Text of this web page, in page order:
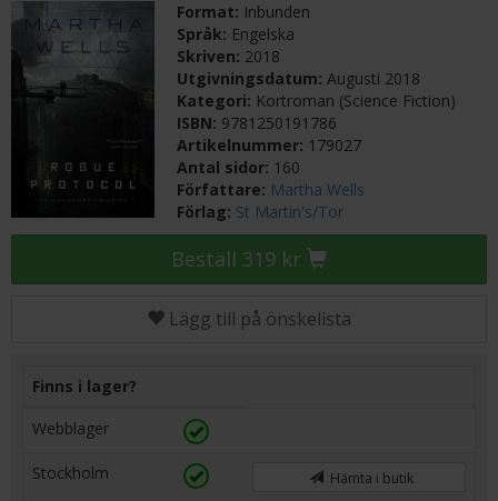
Format: Inbunden
Språk: Engelska
Skriven: 2018
Utgivningsdatum:Augusti 2018
Kategori: Kortroman (Science Fiction)
ISBN: 9781250191786
Artikelnummer: 179027
Antal sidor: 160
Författare: Martha Wells
Förlag: St Martin's/Tor
Beställ 319 kr
Lägg till på önskelista
Finns i lager?
Webblager
Stockholm Hämta i butik